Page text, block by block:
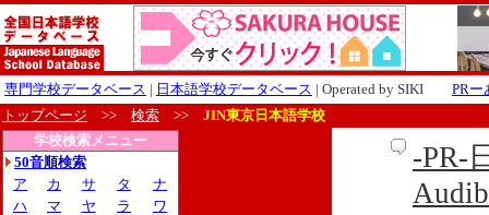
専門学校データベース | 日本語学校データベース | Operated by SIKI PRー
トップページ >> 検索 >> JIN東京日本語学校
学校検索メニュー
50音順検索
ア
カ サ タ
ナ
ハ
マ ヤ ラ ワ
-PR-